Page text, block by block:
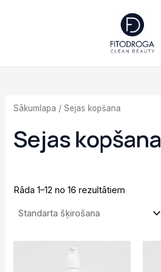
Sākumlapa / Sejas kopšana
Sejas kopšana
Rāda 1–12 no 16 rezultātiem
is: